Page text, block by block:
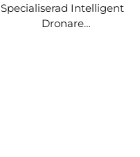
Specialiserad Intelligent
Dronare